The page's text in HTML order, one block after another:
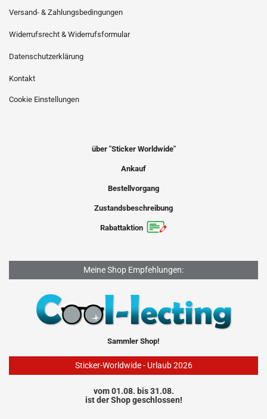
Versand- & Zahlungsbedingungen
Widerrufsrecht & Widerrufsformular
Datenschutzerklärung
Kontakt
Cookie Einstellungen
über "Sticker Worldwide"
Ankauf
Bestellvorgang
Zustandsbeschreibung
Rabattaktion
Meine Shop Empfehlungen:
Sammler Shop!
Sticker-Worldwide - Urlaub 2026
vom 01.08. bis 31.08.
ist der Shop geschlossen!